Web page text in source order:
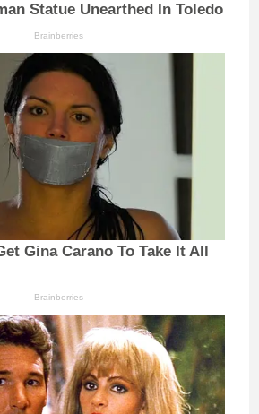
Statue Unearthed In Toledo
Brainberries
Gina Carano To Take It All
Brainberries